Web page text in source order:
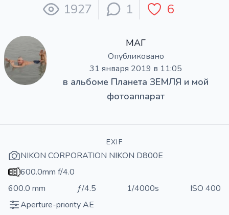
1927 1 6
МАГ
Опубликовано
31 января 2019 в 11:05
в альбоме Планета ЗЕМЛЯ и мой
фотоаппарат
EXIF
NIKON CORPORATION NIKON D800E
600.0mm f/4.0
600.0 mm
ƒ/4.5 1/4000s
ISO 400
Aperture-priority AE